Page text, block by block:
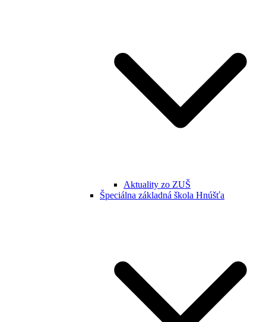
Aktuality zo ZUŠ
Špeciálna základná škola Hnúšťa